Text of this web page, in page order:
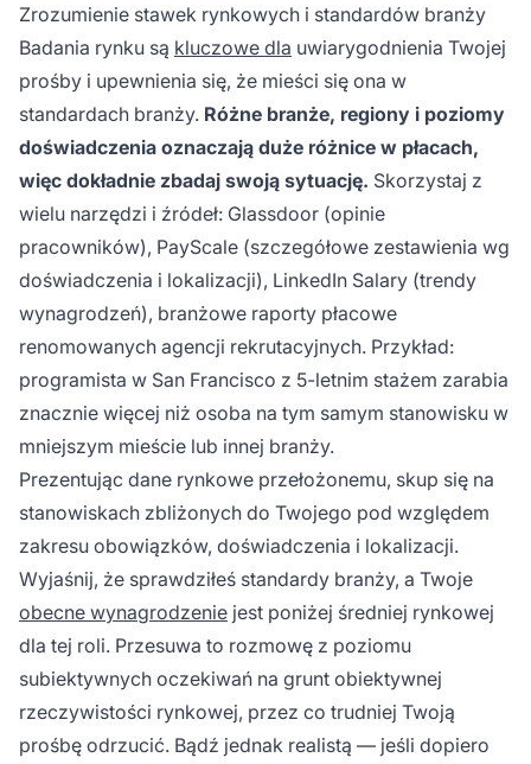
Zrozumienie stawek rynkowych i standardów branży
Badania rynku są kluczowe dla uwiarygodnienia Twojej
prośby i upewnienia się, że mieści się ona w
standardach branży. Różne branże, regiony i poziomy
doświadczenia oznaczają duże różnice w płacach,
więc dokładnie zbadaj swoją sytuację. Skorzystaj z
wielu narzędzi i źródeł: Glassdoor (opinie
pracowników), PayScale (szczegółowe zestawienia wg
doświadczenia i lokalizacji), LinkedIn Salary (trendy
wynagrodzeń), branżowe raporty płacowe
renomowanych agencji rekrutacyjnych. Przykład:
programista w San Francisco z 5-letnim stażem zarabia
znacznie więcej niż osoba na tym samym stanowisku w
mniejszym mieście lub innej branży.
Prezentując dane rynkowe przełożonemu, skup się na
stanowiskach zbliżonych do Twojego pod względem
zakresu obowiązków, doświadczenia i lokalizacji.
Wyjaśnij, że sprawdziłeś standardy branży, a Twoje
obecne wynagrodzenie jest poniżej średniej rynkowej
dla tej roli. Przesuwa to rozmowę z poziomu
subiektywnych oczekiwań na grunt obiektywnej
rzeczywistości rynkowej, przez co trudniej Twoją
prośbę odrzucić. Bądź jednak realistą — jeśli dopiero